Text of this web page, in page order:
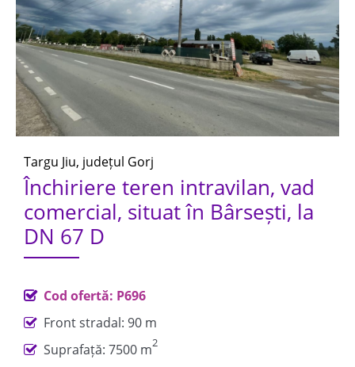
Targu Jiu, județul Gorj
Închiriere teren intravilan, vad
comercial, situat în Bârsești, la
DN 67 D
Cod ofertă: P696
Front stradal: 90 m
Suprafață: 7500 m2